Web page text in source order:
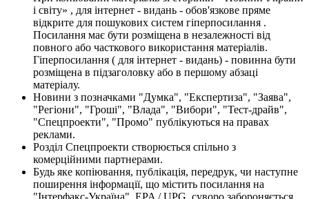
і світу» , для інтернет - видань - обов'язкове пряме
відкрите для пошукових систем гіперпосилання .
Посилання має бути розміщена в незалежності від
повного або часткового використання матеріалів.
Гіперпосилання ( для інтернет - видань) - повинна бути
розміщена в підзаголовку або в першому абзаці
матеріалу.
Новини з позначками "Думка", "Експертиза", "Заява",
"Регіони", "Гроші", "Влада", "Вибори", "Тест-драйв",
"Спецпроекти", "Промо" публікуються на правах
реклами.
Розділ Спецпроекти створюється спільно з
комерційними партнерами.
Будь яке копіювання, публікація, передрук, чи наступне
поширення інформації, що містить посилання на